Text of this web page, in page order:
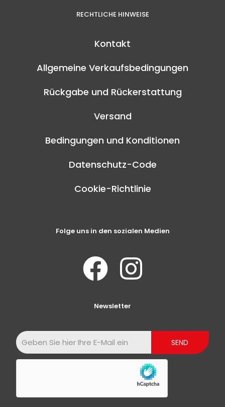
RECHTLICHE HINWEISE
Kontakt
Allgemeine Verkaufsbedingungen
Rückgabe und Rückerstattung
Versand
Bedingungen und Konditionen
Datenschutz-Code
Cookie-Richtlinie
Folge uns in den sozialen Medien
Newsletter